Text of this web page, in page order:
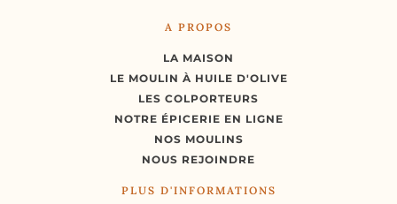
A PROPOS
LA MAISON
LE MOULIN À HUILE D'OLIVE
LES COLPORTEURS
NOTRE ÉPICERIE EN LIGNE
NOS MOULINS
NOUS REJOINDRE
PLUS D'INFORMATIONS